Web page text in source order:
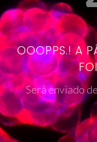
OOOPPS.! A
Será enviado